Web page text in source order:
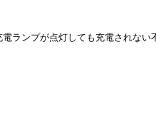
ランプが点灯しても充電されない